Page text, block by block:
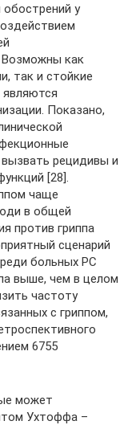
у
Возможны как
так и стойкие
являются
Показано,
вызвать рецидивы и
[28].
чаще
в общей
против гриппа
сценарий
больных РС
выше, чем в целом
частоту
с гриппом,
6755
может
Ухтоффа –